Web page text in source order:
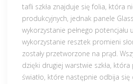
tafli szkła znajduje się folia, która
produkcyjnych, jednak panele
wykorzystanie pełnego
wykorzystanie resztek promieni
zostały przetworzone na prąd.
dzięki drugiej warstwie szkła,
światło, które następnie odbija